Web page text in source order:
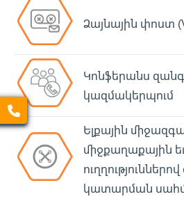
Ձայնային փոստ
Կոնֆերանս
կազմակերպում
Ելքային
միջքաղաքային եւ
կատարման